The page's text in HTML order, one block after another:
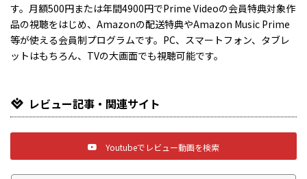
す。月額500円または年間4900円でPrime Videoの会員特典対象作
品の視聴をはじめ、Amazonの配送特典やAmazon Music Prime
等が使える会員制プログラムです。PC、スマートフォン、タブレ
ットはもちろん、TVの大画面でも視聴可能です。
レビュー記事・関連サイト
Youtubeでレビュー動画を検索